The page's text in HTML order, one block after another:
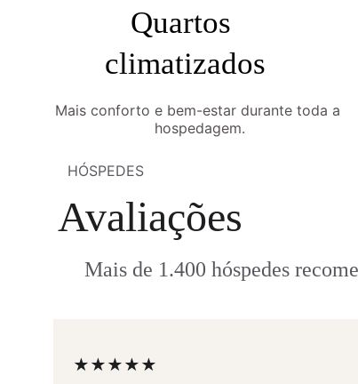
Quartos
climatizados
Mais conforto e bem-estar durante toda a
hospedagem.
Avaliações
Mais de 1.400 hóspedes
★★★★★
HÓSPEDES